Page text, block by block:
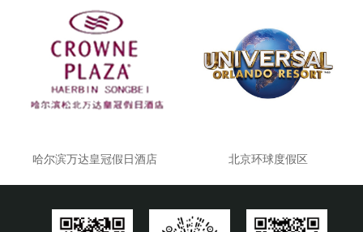
哈尔滨万达皇冠假日酒店 北京环球度假区